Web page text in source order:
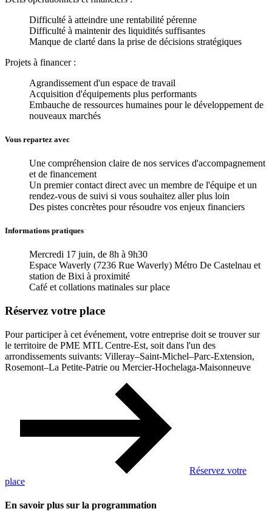
Difficulté à atteindre une rentabilité pérenne
Difficulté à maintenir des liquidités suffisantes
Manque de clarté dans la prise de décisions stratégiques
Projets à financer :
Agrandissement d'un espace de travail
Acquisition d'équipements plus performants
Embauche de ressources humaines pour le développement de
nouveaux marchés
Vous repartez avec
Une compréhension claire de nos services d'accompagnement
et de financement
Un premier contact direct avec un membre de l'équipe et un
rendez-vous de suivi si vous souhaitez aller plus loin
Des pistes concrètes pour résoudre vos enjeux financiers
Informations pratiques
Mercredi 17 juin, de 8h à 9h30
Espace Waverly (7236 Rue Waverly) Métro De Castelnau et
station de Bixi à proximité
Café et collations matinales sur place
Réservez votre place
Pour participer à cet événement, votre entreprise doit se trouver sur
le territoire de PME MTL Centre-Est, soit dans l'un des
arrondissements suivants: Villeray–Saint-Michel–Parc-Extension,
Rosemont–La Petite-Patrie ou Mercier-Hochelaga-Maisonneuve
Réservez votre
place
En savoir plus sur la programmation